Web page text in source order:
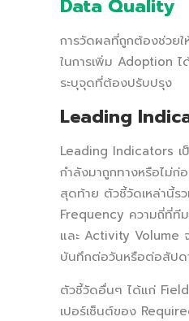
Data Quality
การวัดผลที่ถูกต้องช่วยใ
ในการเพิ่ม Adoption ไ
ระบุจุดที่ต้องปรับปรุง
Leading
Leading Indicators เ
กำลังมาถูกทางหรือไม่ก่
สุดท้าย ตัวชี้วัดเหล่านี้ร
Frequency ความถี่ที่ทีม
และ Activity Volume
บันทึกต่อวันหรือต่อสัปด
ตัวชี้วัดอื่นๆ ได้แก่
เปอร์เซ็นต์ของ